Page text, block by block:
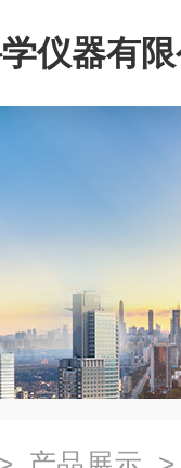
仪器有